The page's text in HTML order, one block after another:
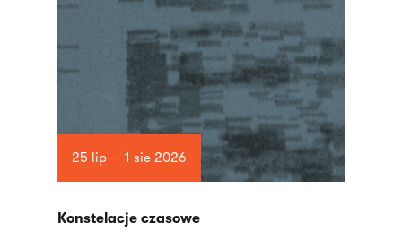
25 lip — 1 sie 2026
Konstelacje czasowe